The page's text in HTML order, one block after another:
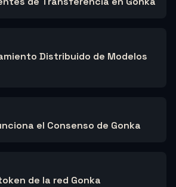
Distribuido de Modelos
el Consenso de Gonka
de la red Gonka